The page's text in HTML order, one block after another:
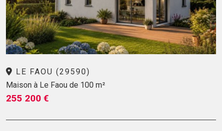
LE FAOU (29590)
Maison à Le Faou de 100 m²
255 200 €